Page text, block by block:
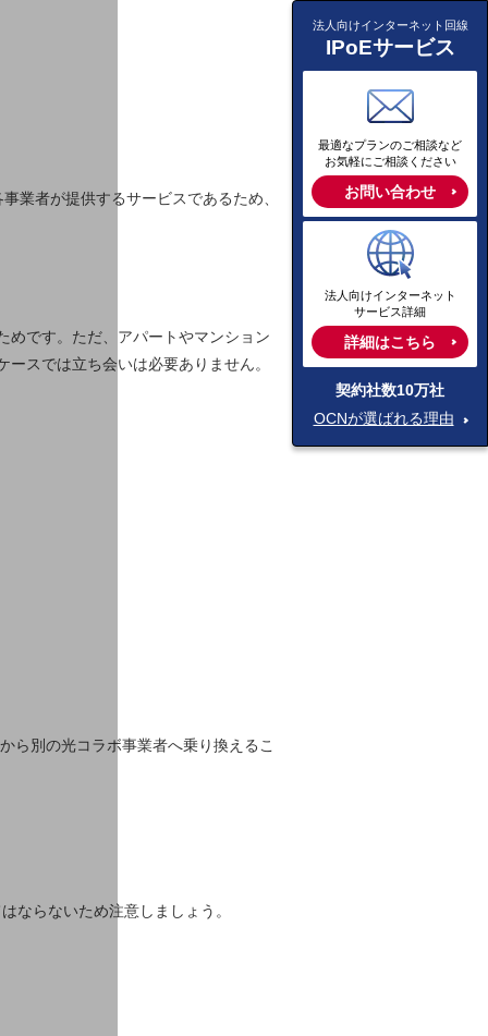
業者が提供するサービスであるため、
めです。ただ、アパートやマンション
スでは立ち会いは必要ありません。
ら別の光コラボ事業者へ乗り換えるこ
ならないため注意しましょう。
法人向けインターネット回線
IPoEサービス
最適なプランのご相談など
お気軽にご相談ください
お問い合わせ
法人向けインターネット
サービス詳細
詳細はこちら
契約社数10万社
OCNが選ばれる理由